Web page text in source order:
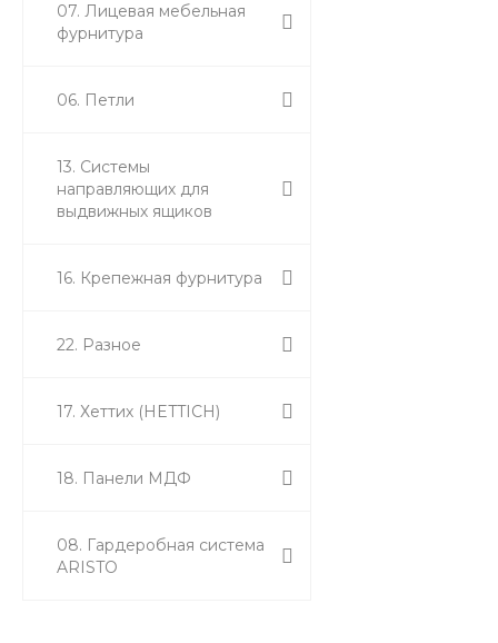
07. Лицевая мебельная
фурнитура
06. Петли
13. Системы
направляющих для
выдвижных ящиков
16. Крепежная фурнитура
22. Разное
17. Хеттих (HETTICH)
18. Панели МДФ
08. Гардеробная система
ARISTO